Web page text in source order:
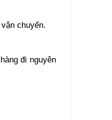
chuyển.
đi nguyên